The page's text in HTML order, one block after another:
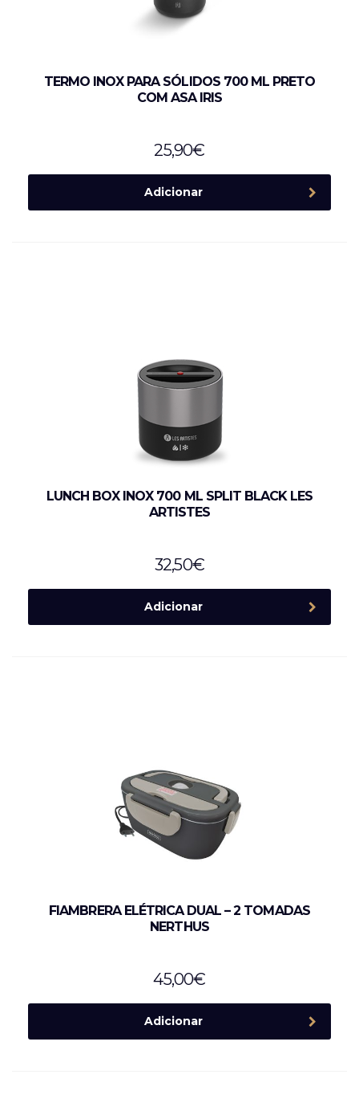
TERMO INOX PARA SÓLIDOS 700 ML PRETO
COM ASA IRIS
25,90€
Adicionar
LUNCH BOX INOX 700 ML SPLIT BLACK LES
ARTISTES
32,50€
Adicionar
FIAMBRERA ELÉTRICA DUAL – 2 TOMADAS
NERTHUS
45,00€
Adicionar